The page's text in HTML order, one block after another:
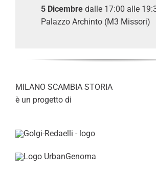
5 Dicembre dalle 17:00 alle
Palazzo Archinto (M3 Missori)
MILANO SCAMBIA STORIA
è un progetto di